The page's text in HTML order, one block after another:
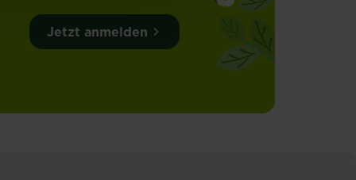
Jetzt anmelden